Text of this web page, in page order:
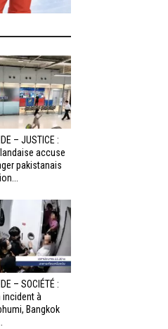
– JUSTICE :
accuse
pakistanais
– SOCIÉTÉ :
incident à
Bangkok